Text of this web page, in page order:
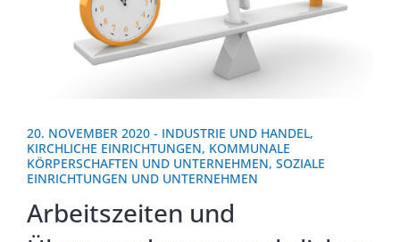
20. NOVEMBER 2020 - INDUSTRIE UND HANDEL,
KIRCHLICHE EINRICHTUNGEN, KOMMUNALE
KÖRPERSCHAFTEN UND UNTERNEHMEN, SOZIALE
EINRICHTUNGEN UND UNTERNEHMEN
Arbeitszeiten und